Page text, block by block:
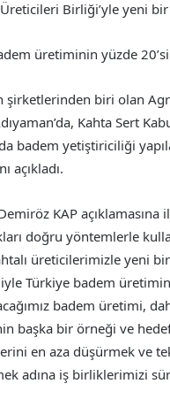
Birliği’yle yeni
üretiminin yüzde
şirketlerinden biri olan
Kahta Sert
badem yetiştiriciliği
açıkladı.
KAP açıklamasına
doğru yöntemlerle
üreticilerimizle yeni
Türkiye badem
badem üretimi,
başka bir örneği ve
en aza düşürmek ve
adına iş birliklerimizi